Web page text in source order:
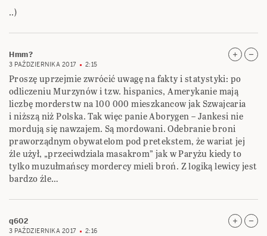
..)
Hmm?
3 PAŹDZIERNIKA 2017 2:15
Proszę uprzejmie zwrócić uwagę na fakty i statystyki: po
odliczeniu Murzynów i tzw. hispanics, Amerykanie mają
liczbę morderstw na 100 000 mieszkancow jak Szwajcaria
i niższą niż Polska. Tak więc panie Aborygen – Jankesi nie
mordują się nawzajem. Są mordowani. Odebranie broni
praworządnym obywatelom pod pretekstem, że wariat jej
źle użył, „przeciwdziala masakrom” jak w Paryżu kiedy to
tylko muzułmańscy mordercy mieli broń. Z logiką lewicy jest
bardzo źle…
q602
3 PAŹDZIERNIKA 2017 2:16